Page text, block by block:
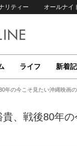
リティー オールナイ
ライフ 新着
年の今こそ見たい沖縄映画の
貴、戦後80年